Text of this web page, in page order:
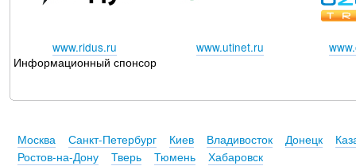
www.ridus.ru
Информационный спонсор
www.utinet.ru
Москва Санкт-Петербург Киев Владивосток Донецк
Ростов-на-Дону
Тверь Тюмень Хабаровск